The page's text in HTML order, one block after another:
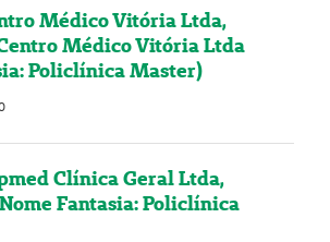
Médico Vitória Ltda,
Médico Vitória Ltda
Policlínica Master)
Clínica Geral Ltda,
Fantasia: Policlínica